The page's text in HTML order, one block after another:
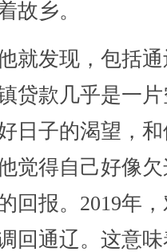
故乡。
发现，包括通
贷款几乎是一
日子的渴望，
觉得自己好像
回报。2019年
回通辽。这意